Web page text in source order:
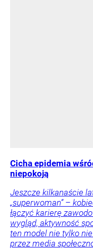
Cicha epidemia
niepokoją
Jeszcze kilkanaście
„superwoman” –
łączyć karierę
wygląd, aktywność
ten model nie tylko
przez media